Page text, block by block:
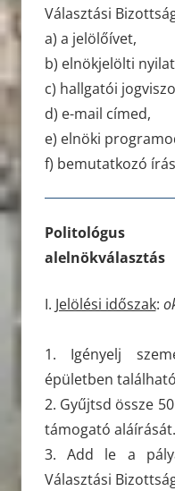
Választási
a) a jelölőívet,
b) elnökjelölti
c) hallgatói
d) e-mail címed,
e) elnöki
f) bemutatkozó
alelnökválasztás
I. Jelölési időszak:
1. Igényelj
épületben
2. Gyűjtsd össze
támogató aláírását.
3. Add le a
Választási